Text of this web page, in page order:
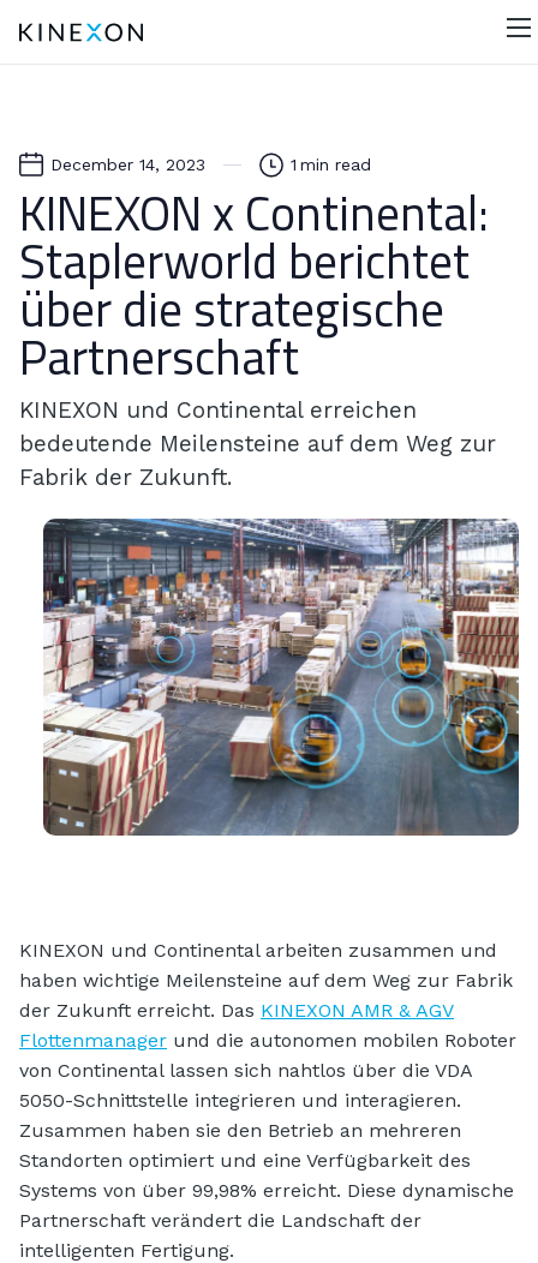
December 14, 2023 1 min read
KINEXON x Continental:
Staplerworld berichtet
über die strategische
Partnerschaft
KINEXON und Continental erreichen
bedeutende Meilensteine auf dem Weg zur
Fabrik der Zukunft.
KINEXON und Continental arbeiten zusammen und
haben wichtige Meilensteine auf dem Weg zur Fabrik
der Zukunft erreicht. Das KINEXON AMR & AGV
Flottenmanager und die autonomen mobilen Roboter
von Continental lassen sich nahtlos über die VDA
5050-Schnittstelle integrieren und interagieren.
Zusammen haben sie den Betrieb an mehreren
Standorten optimiert und eine Verfügbarkeit des
Systems von über 99,98% erreicht. Diese dynamische
Partnerschaft verändert die Landschaft der
intelligenten Fertigung.